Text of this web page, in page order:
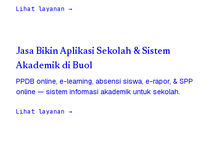
Lihat layanan →
Jasa Bikin Aplikasi Sekolah & Sistem
Akademik di Buol
PPDB online, e-learning, absensi siswa, e-rapor, & SPP
online — sistem informasi akademik untuk sekolah.
Lihat layanan →